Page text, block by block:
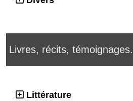
Livres, récits,
Littérature